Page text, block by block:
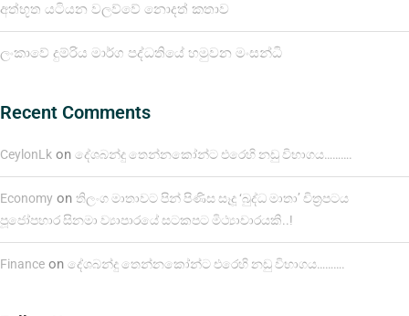
අත්භූත යටියන වලව්වේ නොදත් කතාව
ලංකාවේ දුම්රිය මාර්ග පද්ධතියේ හමුවන මංසන්ධි
Recent Comments
CeylonLk on දේශබන්දු තෙන්නකෝන්ට එරෙහි නඩු විභාගය……….
Economy on තිලංග මාතාවට පින් පිණිස සෑදූ ‘බුද්ධ මාතා’ චිත්‍රපටය
පූජෝපහාර සිනමා ව්‍යාපාරයේ සටකපට මිථ්‍යාචාරයකි..!
Finance on දේශබන්දු තෙන්නකෝන්ට එරෙහි නඩු විභාගය……….